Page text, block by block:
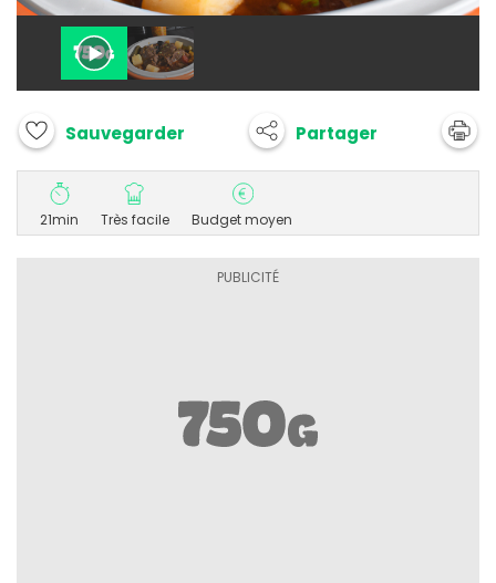
Sauvegarder Partager
21min Très facile Budget moyen